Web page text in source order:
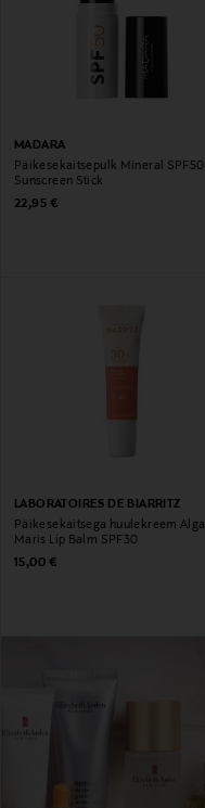
MADARA
Päikesekaitsepulk Mineral SPF50
Sunscreen Stick
Original Price
22,95 €
LABORATOIRES DE BIARRITZ
Päikesekaitsega huulekreem Alga
Maris Lip Balm SPF30
Original Price
15,00 €